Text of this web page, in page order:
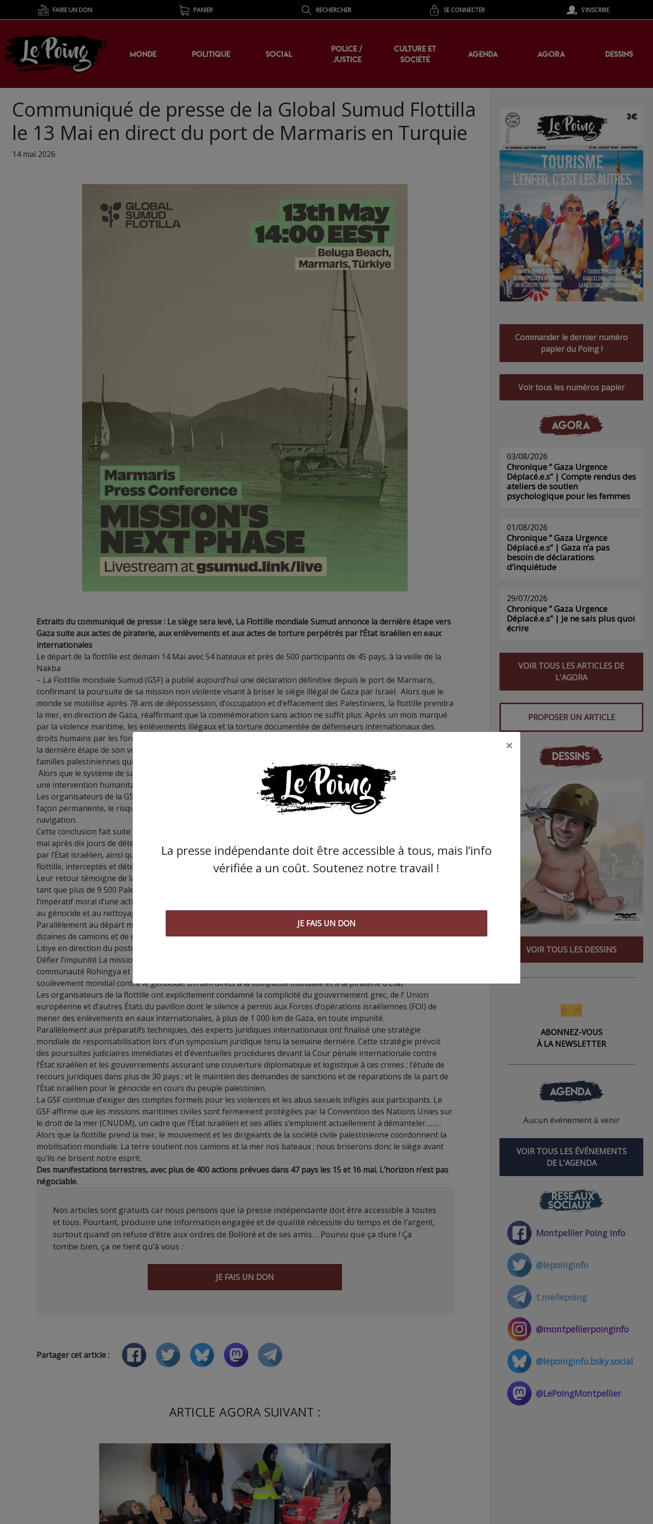
FAIRE UN DON PANIER RECHERCHER SE CONNECTER S'INSCRIRE
MONDE POLITIQUE SOCIAL
POLICE /
JUSTICE
CULTURE ET
SOCIÉTÉ
AGENDA AGORA DESSINS
Communiqué de presse de la Global Sumud Flottilla
le 13 Mai en direct du port de Marmaris en Turquie
14 mai 2026
Extraits du communiqué de presse : Le siège sera levé, La Flottille mondiale Sumud annonce la dernière étape vers
Gaza suite aux actes de piraterie, aux enlèvements et aux actes de torture perpétrés par l’État israélien en eaux
internationales
Le départ de la flottille est demain 14 Mai avec 54 bateaux et près de 500 participants de 45 pays, à la veille de la
Nakba
– La Flottille mondiale Sumud (GSF) a publié aujourd’hui une déclaration définitive depuis le port de Marmaris,
confirmant la poursuite de sa mission non violente visant à briser le siège illégal de Gaza par Israël. Alors que le
monde se mobilise après 78 ans de dépossession, d’occupation et d’effacement des Palestiniens, la flottille prendra
la mer, en direction de Gaza, réaffirmant que la commémoration sans action ne suffit plus. Après un mois marqué
par la violence maritime, les enlèvements illégaux et la torture documentée de défenseurs internationaux des
droits humains par les forces d’occupation israéliennes (FOI), notre flottille s’est regroupée et agrandie en vue de
la dernière étape de son voyage vers les côtes de Gaza, où elle apportera nourriture et aide aux enfants et aux
familles palestiniennes qui continuent de vivre sous l’occupation brutale d’Israël.
Alors que le système de santé de Gaza continue de s’effondrer totalement, la flotte médicale de la flottille constitue
une intervention humanitaire directe, menée par des civils.
Les organisateurs de la GSF ont souligné que, face aux tentatives du régime israélien d’instaurer le blocus de
façon permanente, le risque stratégique de l’inaction est devenu bien plus important que les risques liés à la
navigation.
Cette conclusion fait suite au retour de Saif Abukeshek et Thiago Ávila, membres du Comité directeur, libérés le 10
mai après dix jours de détention illégale et des actes de torture et de mauvais traitements systématiques infligés
par l’État israélien, ainsi que des passages à tabac et des agressions sexuelles infligés à des volontaires de la
flottille, interceptés et détenus illégalement dans les eaux internationales européennes le 29 avril.
Leur retour témoigne de la mobilisation internationale, mais leur libération ne constitue pas une véritable liberté
tant que plus de 9 500 Palestiniens restent prisonniers d’un système de torture et d’impunité.
l’impératif moral d’une action directe contre le régime israélien l’emporte de loin sur les risques liés au silence face
au génocide et au nettoyage ethnique en cours.
Parallèlement au départ maritime, un convoi terrestre se rassemble actuellement en Afrique du Nord.
dizaines de camions et de centaines de participants originaires de plus de 30 pays, ce convoi terrestre traverse la
Libye en direction du poste frontière de Rafah.
Défier l’impunité La mission s’est muée en une lutte universelle pour la libération.
communauté Rohingya et d’autres peuples opprimés ont rejoint la flotte, faisant de Gaza le fer de lance d’un
soulèvement mondial contre le génocide.Un défi direct à la complicité mondiale et à la piraterie d’État
Les organisateurs de la flottille ont explicitement condamné la complicité du gouvernement grec, de l’ Union
européenne et d’autres États du pavillon dont le silence a permis aux Forces d’opérations israéliennes (FOI) de
mener des enlèvements en eaux internationales, à plus de 1 000 km de Gaza, en toute impunité.
Parallèlement aux préparatifs techniques, des experts juridiques internationaux ont finalisé une stratégie
mondiale de responsabilisation lors d’un symposium juridique tenu la semaine dernière. Cette stratégie prévoit
des poursuites judiciaires immédiates et d’éventuelles procédures devant la Cour pénale internationale contre
l’État israélien et les gouvernements assurant une couverture diplomatique et logistique à ces crimes ; l’étude de
recours juridiques dans plus de 30 pays ; et le maintien des demandes de sanctions et de réparations de la part de
l’État israélien pour le génocide en cours du peuple palestinien.
La GSF continue d’exiger des comptes formels pour les violences et les abus sexuels infligés aux participants. Le
GSF affirme que les missions maritimes civiles sont fermement protégées par la Convention des Nations Unies sur
le droit de la mer (CNUDM), un cadre que l’État israélien et ses alliés s’emploient actuellement à démanteler………
Alors que la flottille prend la mer, le mouvement et les dirigeants de la société civile palestinienne coordonnent la
mobilisation mondiale. La terre soutient nos camions et la mer nos bateaux ; nous briserons donc le siège avant
qu’ils ne brisent notre esprit.
Des manifestations terrestres, avec plus de 400 actions prévues dans 47 pays les 15 et 16 mai. L’horizon n’est pas
négociable.
Nos articles sont gratuits car nous pensons que la presse indépendante doit être accessible à toutes
et tous. Pourtant, produire une information engagée et de qualité nécessite du temps et de l’argent,
surtout quand on refuse d’être aux ordres de Bolloré et de ses amis… Pourvu que ça dure ! Ça
tombe bien, ça ne tient qu’à vous :
JE FAIS UN DON
Partager cet article :
ARTICLE AGORA SUIVANT :
Commander le dernier numéro
papier du Poing !
Voir tous les numéros papier
AGORA
03/08/2026
Chronique ” Gaza Urgence
Déplacé.e.s” | Compte rendus des
ateliers de soutien
psychologique pour les femmes
01/08/2026
Chronique ” Gaza Urgence
Déplacé.e.s” | Gaza n’a pas
besoin de déclarations
d’inquiétude
29/07/2026
Chronique ” Gaza Urgence
Déplacé.e.s” | Je ne sais plus quoi
écrire
VOIR TOUS LES ARTICLES DE
L'AGORA
PROPOSER UN ARTICLE
DESSINS
VOIR TOUS LES DESSINS
ABONNEZ-VOUS
À LA NEWSLETTER
AGENDA
Aucun événement à venir
VOIR TOUS LES ÉVÉNEMENTS
DE L'AGENDA
RÉSEAUX
SOCIAUX
Montpellier Poing Info
@lepoinginfo
t.me/lepoing
@montpellierpoinginfo
@lepoinginfo.bsky.social
@LePoingMontpellier
×
La presse indépendante doit être accessible à tous, mais l’info
vérifiée a un coût. Soutenez notre travail !
JE FAIS UN DON